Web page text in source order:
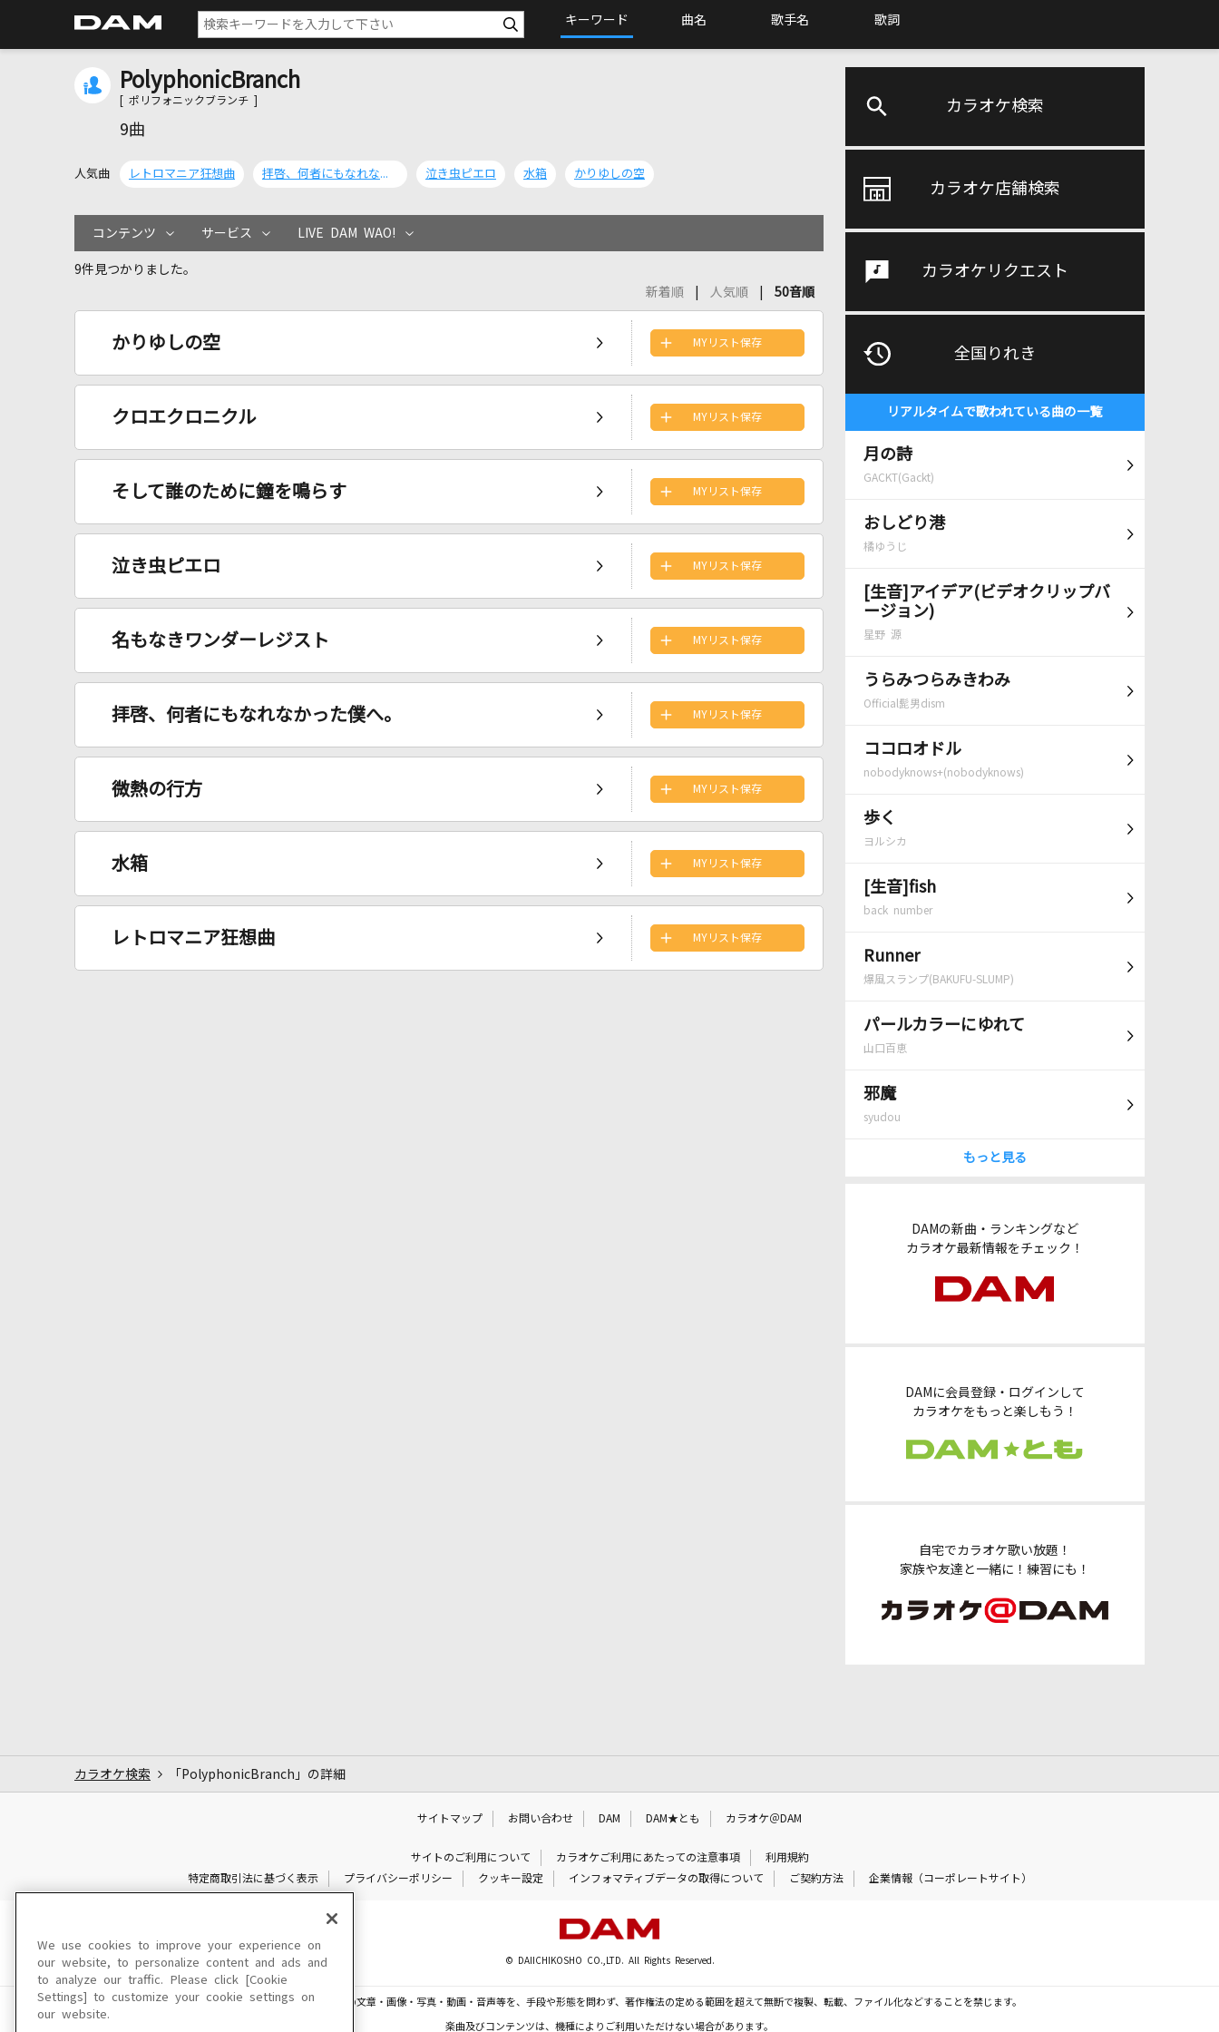
キーワード 曲名 歌手名 歌詞
カラオケ検索
カラオケ店舗検索
カラオケリクエスト
全国りれき
リアルタイムで歌われている曲の一覧
月の詩
GACKT(Gackt)
おしどり港
橘ゆうじ
[生音]アイデア(ビデオクリップバ
ージョン)
星野 源
うらみつらみきわみ
Official髭男dism
ココロオドル
nobodyknows+(nobodyknows)
歩く
ヨルシカ
[生音]fish
back number
Runner
爆風スランプ(BAKUFU-SLUMP)
パールカラーにゆれて
山口百恵
邪魔
syudou
もっと見る
DAMの新曲・ランキングなど
カラオケ最新情報をチェック！
DAMに会員登録・ログインして
カラオケをもっと楽しもう！
自宅でカラオケ歌い放題！
家族や友達と一緒に！練習にも！
PolyphonicBranch
[ ポリフォニックブランチ ]
9曲
人気曲 レトロマニア狂想曲 拝啓、何者にもなれなかった僕へ。 泣き虫ピエロ 水箱 かりゆしの空
コンテンツ サービス LIVE DAM WAO!
9件見つかりました。
新着順
人気順 50音順
かりゆしの空 MYリスト保存
クロエクロニクル MYリスト保存
そして誰のために鐘を鳴らす MYリスト保存
泣き虫ピエロ MYリスト保存
名もなきワンダーレジスト MYリスト保存
拝啓、何者にもなれなかった僕へ。 MYリスト保存
微熱の行方 MYリスト保存
水箱 MYリスト保存
レトロマニア狂想曲 MYリスト保存
カラオケ検索 「PolyphonicBranch」の詳細
サイトマップ お問い合わせ DAM DAM★とも カラオケ＠DAM
サイトのご利用について カラオケご利用にあたっての注意事項
利用規約
特定商取引法に基づく表示
プライバシーポリシー クッキー設定 インフォマティブデータの取得について ご契約方法 企業情報（コーポレートサイト）
© DAIICHIKOSHO CO.,LTD. All Rights Reserved.
このサイトに掲載されている一切の文章・画像・写真・動画・音声等を、手段や形態を問わず、著作権法の定める範囲を超えて無断で複製、転載、ファイル化などすることを禁じます。
楽曲及びコンテンツは、機種によりご利用いただけない場合があります。
We use cookies to improve your experience on
our website, to personalize content and ads and
to analyze our traffic. Please click [Cookie
Settings] to customize your cookie settings on
our website.